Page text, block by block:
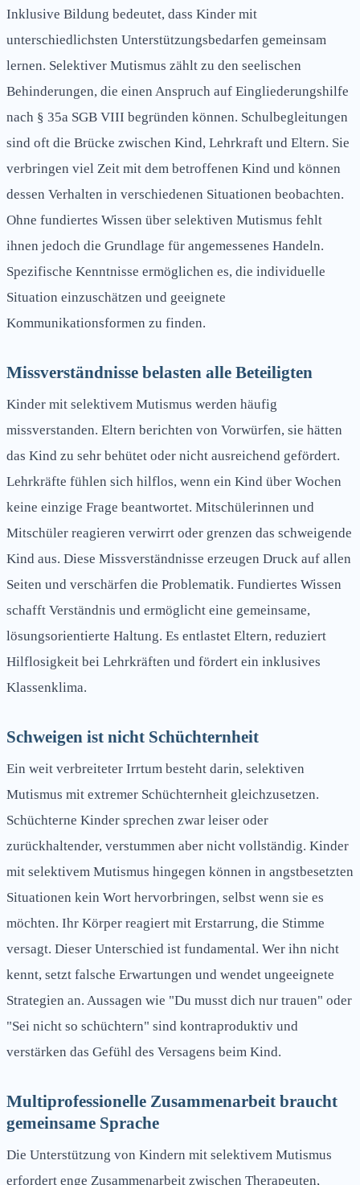
Inklusive Bildung bedeutet, dass Kinder mit
unterschiedlichsten Unterstützungsbedarfen gemeinsam
lernen. Selektiver Mutismus zählt zu den seelischen
Behinderungen, die einen Anspruch auf Eingliederungshilfe
nach § 35a SGB VIII begründen können. Schulbegleitungen
sind oft die Brücke zwischen Kind, Lehrkraft und Eltern. Sie
verbringen viel Zeit mit dem betroffenen Kind und können
dessen Verhalten in verschiedenen Situationen beobachten.
Ohne fundiertes Wissen über selektiven Mutismus fehlt
ihnen jedoch die Grundlage für angemessenes Handeln.
Spezifische Kenntnisse ermöglichen es, die individuelle
Situation einzuschätzen und geeignete
Kommunikationsformen zu finden.
Missverständnisse belasten alle Beteiligten
Kinder mit selektivem Mutismus werden häufig
missverstanden. Eltern berichten von Vorwürfen, sie hätten
das Kind zu sehr behütet oder nicht ausreichend gefördert.
Lehrkräfte fühlen sich hilflos, wenn ein Kind über Wochen
keine einzige Frage beantwortet. Mitschülerinnen und
Mitschüler reagieren verwirrt oder grenzen das schweigende
Kind aus. Diese Missverständnisse erzeugen Druck auf allen
Seiten und verschärfen die Problematik. Fundiertes Wissen
schafft Verständnis und ermöglicht eine gemeinsame,
lösungsorientierte Haltung. Es entlastet Eltern, reduziert
Hilflosigkeit bei Lehrkräften und fördert ein inklusives
Klassenklima.
Schweigen ist nicht Schüchternheit
Ein weit verbreiteter Irrtum besteht darin, selektiven
Mutismus mit extremer Schüchternheit gleichzusetzen.
Schüchterne Kinder sprechen zwar leiser oder
zurückhaltender, verstummen aber nicht vollständig. Kinder
mit selektivem Mutismus hingegen können in angstbesetzten
Situationen kein Wort hervorbringen, selbst wenn sie es
möchten. Ihr Körper reagiert mit Erstarrung, die Stimme
versagt. Dieser Unterschied ist fundamental. Wer ihn nicht
kennt, setzt falsche Erwartungen und wendet ungeeignete
Strategien an. Aussagen wie "Du musst dich nur trauen" oder
"Sei nicht so schüchtern" sind kontraproduktiv und
verstärken das Gefühl des Versagens beim Kind.
Multiprofessionelle Zusammenarbeit braucht
gemeinsame Sprache
Die Unterstützung von Kindern mit selektivem Mutismus
erfordert enge Zusammenarbeit zwischen Therapeuten,